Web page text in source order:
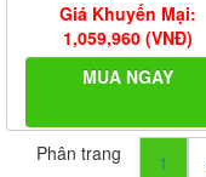
Giá Khuyến Mại:
1,059,960 (VNĐ)
MUA NGAY
Phân trang 1